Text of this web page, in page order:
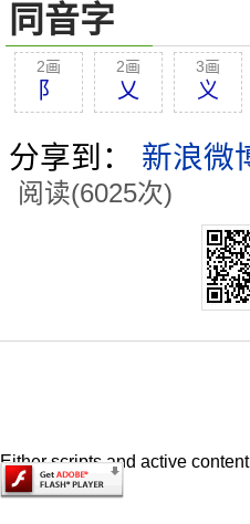
同音字
2画
阝
2画
乂
3画
义
分享到： 新浪微
阅读(6025次)
Either scripts and active